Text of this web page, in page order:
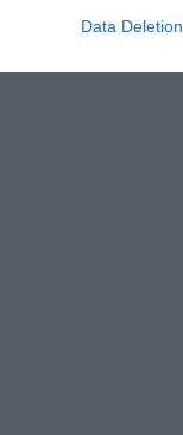
Data Deletion